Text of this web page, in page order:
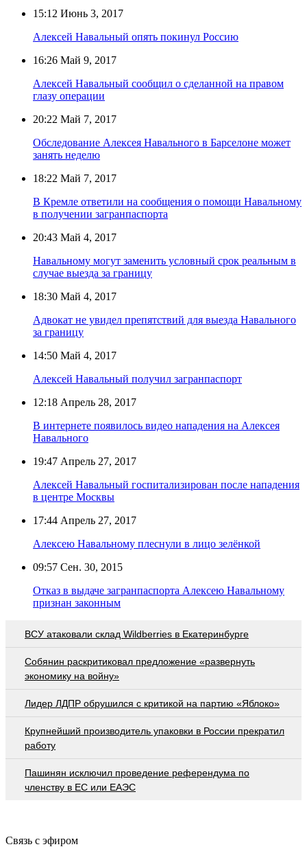
15:12 Июнь 3, 2017
Алексей Навальный опять покинул Россию
16:26 Май 9, 2017
Алексей Навальный сообщил о сделанной на правом
глазу операции
20:22 Май 7, 2017
Обследование Алексея Навального в Барселоне может
занять неделю
18:22 Май 7, 2017
В Кремле ответили на сообщения о помощи Навальному
в получении загранпаспорта
20:43 Май 4, 2017
Навальному могут заменить условный срок реальным в
случае выезда за границу
18:30 Май 4, 2017
Адвокат не увидел препятствий для выезда Навального
за границу
14:50 Май 4, 2017
Алексей Навальный получил загранпаспорт
12:18 Апрель 28, 2017
В интернете появилось видео нападения на Алексея
Навального
19:47 Апрель 27, 2017
Алексей Навальный госпитализирован после нападения
в центре Москвы
17:44 Апрель 27, 2017
Алексею Навальному плеснули в лицо зелёнкой
09:57 Сен. 30, 2015
Отказ в выдаче загранпаспорта Алексею Навальному
признан законным
ВСУ атаковали склад Wildberries в Екатеринбурге
Собянин раскритиковал предложение «развернуть
экономику на войну»
Лидер ЛДПР обрушился с критикой на партию «Яблоко»
Крупнейший производитель упаковки в России прекратил
работу
Пашинян исключил проведение референдума по
членству в ЕС или ЕАЭС
Связь с эфиром